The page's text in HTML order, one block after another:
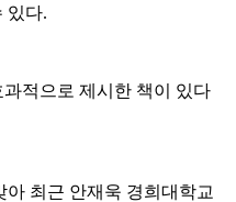
있다.
적으로 제시한 책이 있다
최근 안재욱 경희대학교